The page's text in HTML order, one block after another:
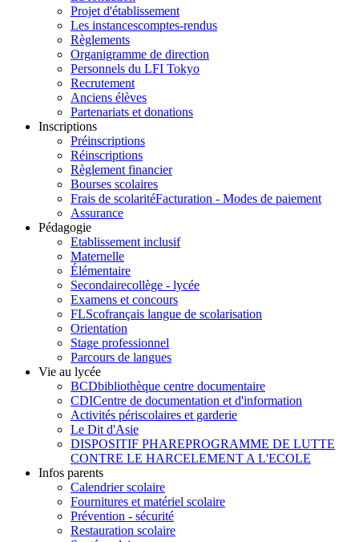
Projet d'établissement
Les instancescomptes-rendus
Règlements
Organigramme de direction
Personnels du LFI Tokyo
Recrutement
Anciens élèves
Partenariats et donations
Inscriptions
Préinscriptions
Réinscriptions
Règlement financier
Bourses scolaires
Frais de scolaritéFacturation - Modes de paiement
Assurance
Pédagogie
Etablissement inclusif
Maternelle
Élémentaire
Secondairecollège - lycée
Examens et concours
FLScofrançais langue de scolarisation
Orientation
Stage professionnel
Parcours de langues
Vie au lycée
BCDbibliothèque centre documentaire
CDICentre de documentation et d'information
Activités périscolaires et garderie
Le Dit d'Asie
DISPOSITIF PHAREPROGRAMME DE LUTTE
CONTRE LE HARCELEMENT A L'ECOLE
Infos parents
Calendrier scolaire
Fournitures et matériel scolaire
Prévention - sécurité
Restauration scolaire